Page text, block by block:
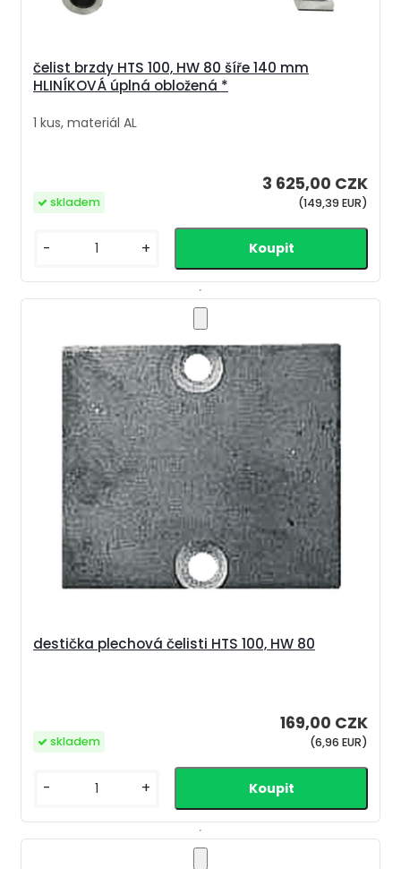
čelist brzdy HTS 100, HW 80 šíře 140 mm
HLINÍKOVÁ úplná obložená *
1 kus, materiál AL
3 625,00 CZK
(149,39 EUR)
skladem
- +
destička plechová čelisti HTS 100, HW 80
169,00 CZK
(6,96 EUR)
skladem
- +